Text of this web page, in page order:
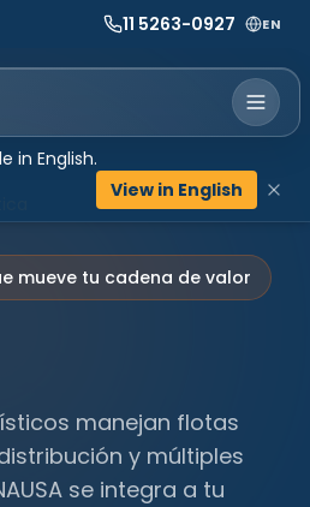
in English.
View in English
11 5263-0927 EN
mueve tu cadena de valor
manejan flotas
y múltiples
se integra a tu